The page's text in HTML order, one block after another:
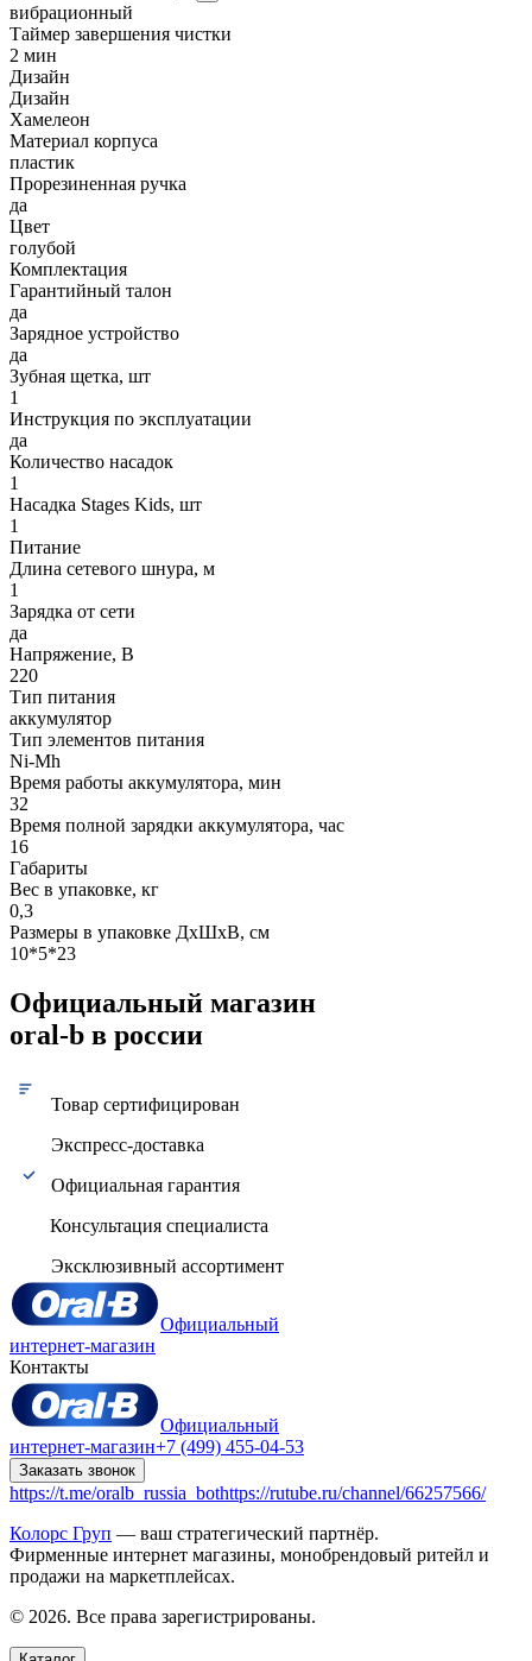
вибрационный
Таймер завершения чистки
2 мин
Дизайн
Дизайн
Хамелеон
Материал корпуса
пластик
Прорезиненная ручка
да
Цвет
голубой
Комплектация
Гарантийный талон
да
Зарядное устройство
да
Зубная щетка, шт
1
Инструкция по эксплуатации
да
Количество насадок
1
Насадка Stages Kids, шт
1
Питание
Длина сетевого шнура, м
1
Зарядка от сети
да
Напряжение, В
220
Тип питания
аккумулятор
Тип элементов питания
Ni-Mh
Время работы аккумулятора, мин
32
Время полной зарядки аккумулятора, час
16
Габариты
Вес в упаковке, кг
0,3
Размеры в упаковке ДxШxВ, см
10*5*23
Официальный магазин
oral-b в россии
Товар сертифицирован
Экспресс-доставка
Официальная гарантия
Консультация специалиста
Эксклюзивный ассортимент
Официальный
интернет-магазин
Контакты
Официальный
интернет-магазин+7 (499) 455-04-53
Заказать звонок
https://t.me/oralb_russia_bothttps://rutube.ru/channel/66257566/
Колорс Груп — ваш стратегический партнёр.
Фирменные интернет магазины, монобрендовый ритейл и
продажи на маркетплейсах.
© 2026. Все права зарегистрированы.